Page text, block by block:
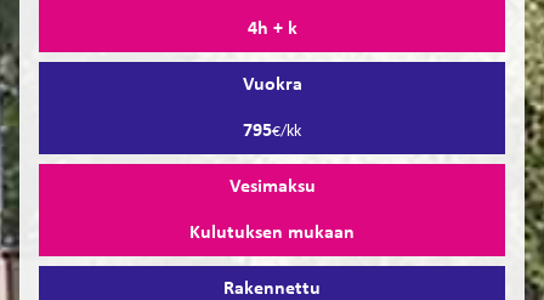
4h + k
Vuokra
795€/kk
Vesimaksu
Kulutuksen mukaan
Rakennettu